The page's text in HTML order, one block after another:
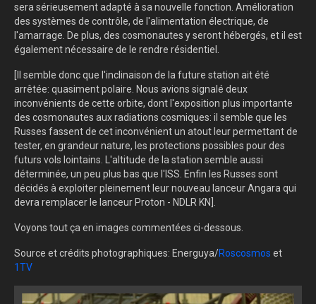
sera sérieusement adapté à sa nouvelle fonction. Amélioration
des systèmes de contrôle, de l'alimentation électrique, de
l'amarrage. De plus, des cosmonautes y seront hébergés, et il est
également nécessaire de le rendre résidentiel.
[Il semble donc que l'inclinaison de la future station ait été
arrêtée: quasiment polaire. Nous avions signalé deux
inconvénients de cette orbite, dont l'exposition plus importante
des cosmonautes aux radiations cosmiques: il semble que les
Russes fassent de cet inconvénient un atout leur permettant de
tester, en grandeur nature, les protections possibles pour des
futurs vols lointains. L'altitude de la station semble aussi
déterminée, un peu plus bas que l'ISS. Enfin les Russes sont
décidés à exploiter pleinement leur nouveau lanceur Angara qui
devra remplacer le lanceur Proton - NDLR KN].
Voyons tout ça en images commentées ci-dessous.
Source et crédits photographiques: Energuya/Roscosmos et
1TV